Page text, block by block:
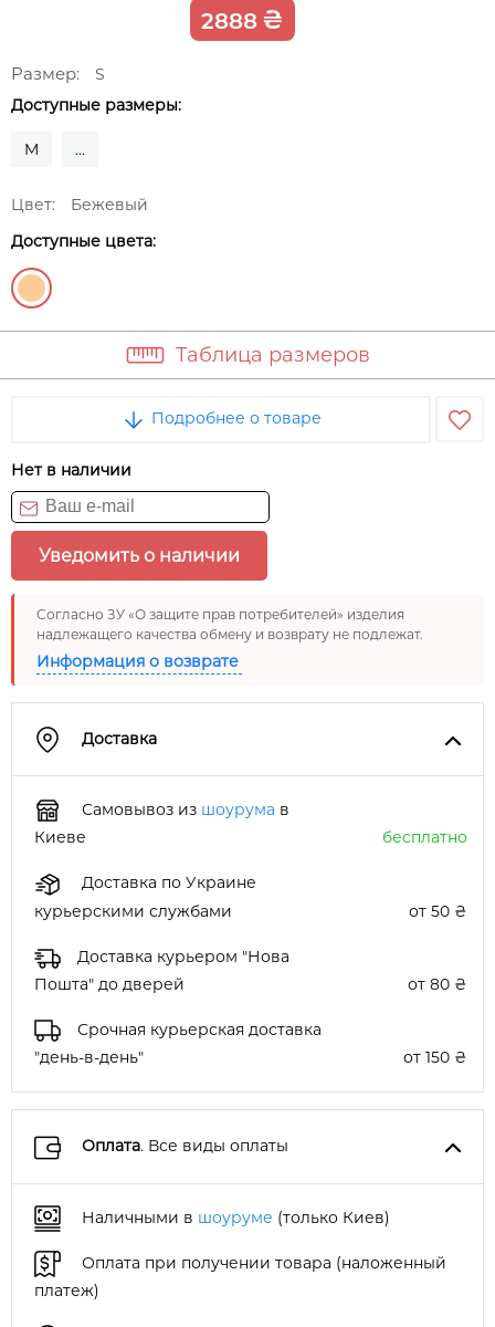
2888 ₴
Размер:
S
Доступные размеры:
M ...
Цвет:
Бежевый
Доступные цвета:
Таблица размеров
Подробнее о товаре
Нет в наличии
Уведомить о наличии
Согласно ЗУ «О защите прав потребителей» изделия
надлежащего качества обмену и возврату не подлежат.
Информация о возврате
Доставка
Самовывоз из шоурума в
Киеве
бесплатно
Доставка по Украине
курьерскими службами
от 50 ₴
Доставка курьером "Нова
Пошта" до дверей
от 80 ₴
Срочная курьерская доставка
"день-в-день"
от 150 ₴
Оплата. Все виды оплаты
Наличными в шоуруме (только Киев)
Оплата при получении товара (наложенный
платеж)